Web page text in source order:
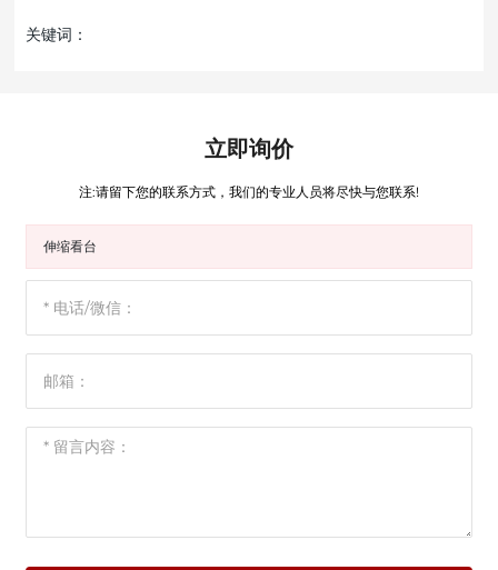
关键词：
立即询价
注:请留下您的联系方式，我们的专业人员将尽快与您联系!
伸缩看台